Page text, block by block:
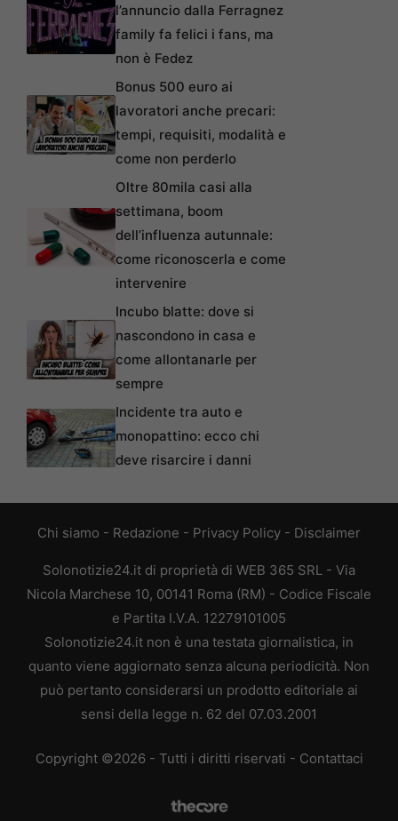
l’annuncio dalla Ferragnez
family fa felici i fans, ma
non è Fedez
Bonus 500 euro ai
lavoratori anche precari:
tempi, requisiti, modalità e
come non perderlo
Oltre 80mila casi alla
settimana, boom
dell’influenza autunnale:
come riconoscerla e come
intervenire
Incubo blatte: dove si
nascondono in casa e
come allontanarle per
sempre
Incidente tra auto e
monopattino: ecco chi
deve risarcire i danni
Chi siamo - Redazione - Privacy Policy - Disclaimer
Solonotizie24.it di proprietà di WEB 365 SRL - Via
Nicola Marchese 10, 00141 Roma (RM) - Codice Fiscale
e Partita I.V.A. 12279101005
Solonotizie24.it non è una testata giornalistica, in
quanto viene aggiornato senza alcuna periodicità. Non
può pertanto considerarsi un prodotto editoriale ai
sensi della legge n. 62 del 07.03.2001
Copyright ©2026 - Tutti i diritti riservati - Contattaci